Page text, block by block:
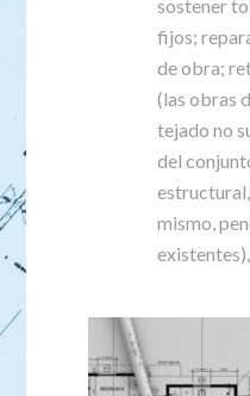
sostener
fijos;
de obra;
(las obras
tejado no
del
mismo,